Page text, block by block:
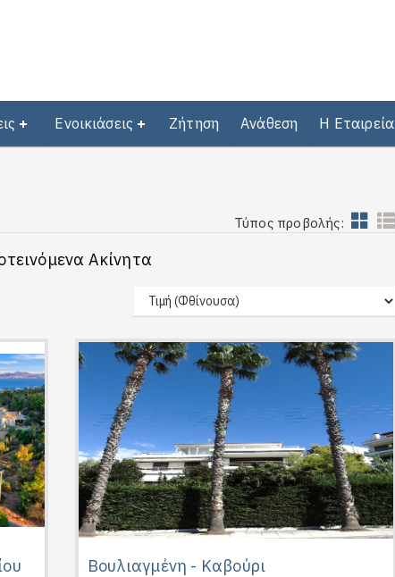
Ενοικιάσεις Ζήτηση Ανάθεση Η Εταιρεία
Τύπος προβολής:
Ακίνητα
Βουλιαγμένη - Καβούρι